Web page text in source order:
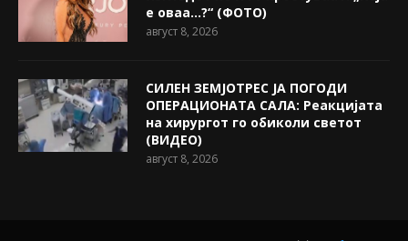
е оваа…?“ (ФОТО)
август 8, 2026
СИЛЕН ЗЕМЈОТРЕС ЈА ПОГОДИ
ОПЕРАЦИОНАТА САЛА: Реакцијата
на хирургот го обиколи светот
(ВИДЕО)
август 8, 2026